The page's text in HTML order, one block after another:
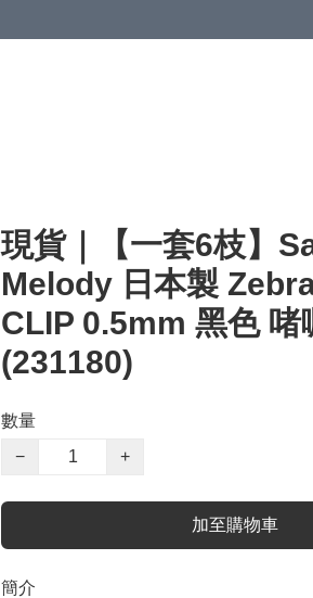
現貨｜【一套6枝】
Melody 日本製
CLIP 0.5mm 黑色 啫
(231180)
數量
−
+
加至購物車
簡介